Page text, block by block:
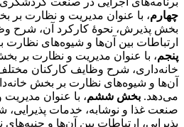
چهارم، با عنوان مدیریت و نظارت بر
بخش پذیرش، نحوۀ کارکرد آن، شرح
ارتباطات بین آن‌ها و شیوه‌های نظارت
پنجم، با عنوان مدیریت و نظارت بر
خانه‌داری، شرح وظایف کارکنان مختلف
آن‌ها و شیوه‌های نظارت بر بخش
می‌دهد. بخش ششم، با عنوان
صنعت غذا و نوشابه، خدمات
پذیرایی، ارتباطات بین آن‌ها و